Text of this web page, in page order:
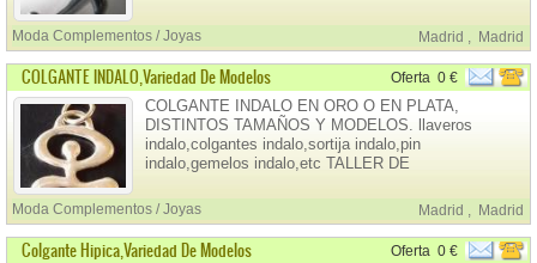
de horus en oro 18kts consultar.
Moda Complementos / Joyas Madrid , Madrid
COLGANTE INDALO,variedad De Modelos Oferta 0 €
COLGANTE INDALO EN ORO O EN PLATA,
DISTINTOS TAMAÑOS Y MODELOS. llaveros
indalo,colgantes indalo,sortija indalo,pin
indalo,gemelos indalo,etc TALLER DE
tiendas en Madrid Ahorra comprando directamente
joyas de fabrica (sin intermediarios) Diseño y creación
de joyas.
Moda Complementos / Joyas Madrid , Madrid
Colgante Hipica,variedad De Modelos Oferta 0 €